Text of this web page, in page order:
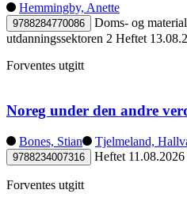
Hemmingby, Anette
9788284770086
Doms- og
utdanningssektoren 2 Heftet
Forventes utgitt
Noreg under den andre
Bones, Stian Tjelmeland,
9788234007316 Heftet 11.08.2026
Forventes utgitt